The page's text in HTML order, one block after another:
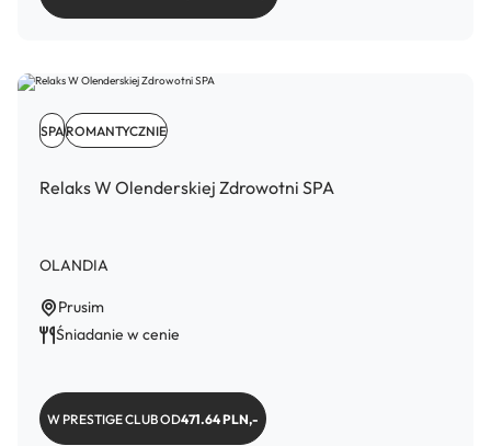
Relaks W Olenderskiej Zdrowotni SPA
SPAROMANTYCZNIE
OLANDIA
Prusim
Śniadanie w cenie
W PRESTIGE CLUB OD471.64 PLN,-